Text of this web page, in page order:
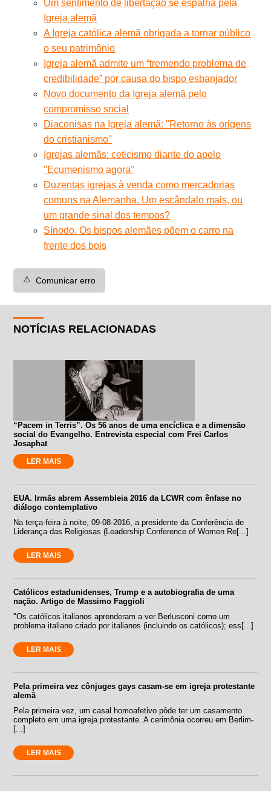
Um sentimento de libertação se espalha pela
Igreja alemã
A Igreja católica alemã obrigada a tornar público
o seu patrimônio
Igreja alemã admite um “tremendo problema de
credibilidade” por causa do bispo esbanjador
Novo documento da Igreja alemã pelo
compromisso social
Diaconisas na Igreja alemã: ''Retorno às origens
do cristianismo''
Igrejas alemãs: ceticismo diante do apelo
''Ecumenismo agora''
Duzentas igrejas à venda como mercadorias
comuns na Alemanha. Um escândalo mais, ou
um grande sinal dos tempos?
Sínodo. Os bispos alemães põem o carro na
frente dos bois
⚠️ Comunicar erro
NOTÍCIAS RELACIONADAS
“Pacem in Terris”. Os 56 anos de uma encíclica e a dimensão
social do Evangelho. Entrevista especial com Frei Carlos
Josaphat
LER MAIS
EUA. Irmãs abrem Assembleia 2016 da LCWR com ênfase no
diálogo contemplativo
Na terça-feira à noite, 09-08-2016, a presidente da Conferência de
Liderança das Religiosas (Leadership Conference of Women Re[...]
LER MAIS
Católicos estadunidenses, Trump e a autobiografia de uma
nação. Artigo de Massimo Faggioli
"Os católicos italianos aprenderam a ver Berlusconi como um
problema italiano criado por italianos (incluindo os católicos); ess[...]
LER MAIS
Pela primeira vez cônjuges gays casam-se em igreja protestante
alemã
Pela primeira vez, um casal homoafetivo pôde ter um casamento
completo em uma igreja protestante. A cerimônia ocorreu em Berlim-
[...]
LER MAIS